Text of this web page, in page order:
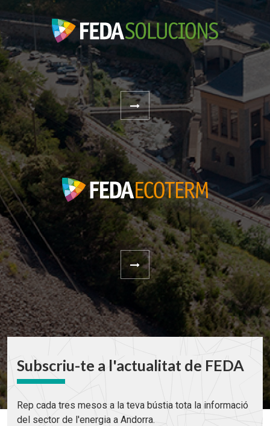
Subscriu-te a l'actualitat de FEDA
Rep cada tres mesos a la teva bústia tota la informació
del sector de l'energia a Andorra.